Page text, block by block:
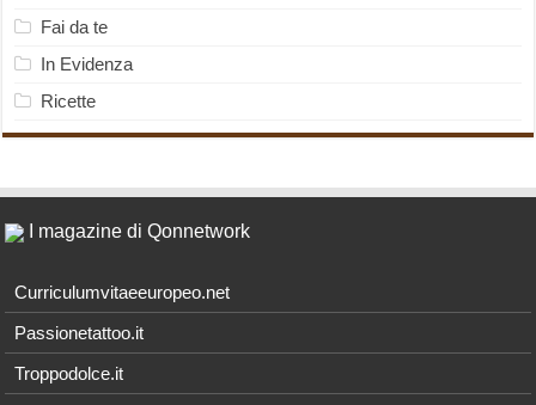
Fai da te
In Evidenza
Ricette
I magazine di Qonnetwork
Curriculumvitaeeuropeo.net
Passionetattoo.it
Troppodolce.it